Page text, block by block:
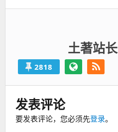
土著站长
2818
发表评论
要发表评论，您必须先登录。